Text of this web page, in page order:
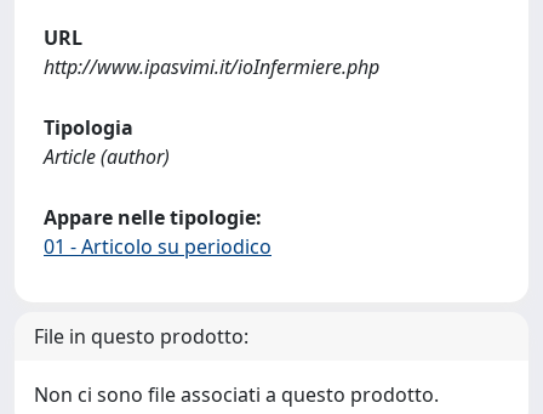
URL
http://www.ipasvimi.it/ioInfermiere.php
Tipologia
Article (author)
Appare nelle tipologie:
01 - Articolo su periodico
File in questo prodotto:
Non ci sono file associati a questo prodotto.